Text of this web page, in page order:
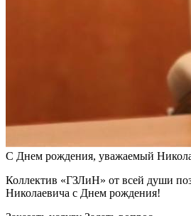
С Днем рождения, уважаемый
Коллектив «ГЗЛиН» от всей души
Николаевича с Днем рождения!